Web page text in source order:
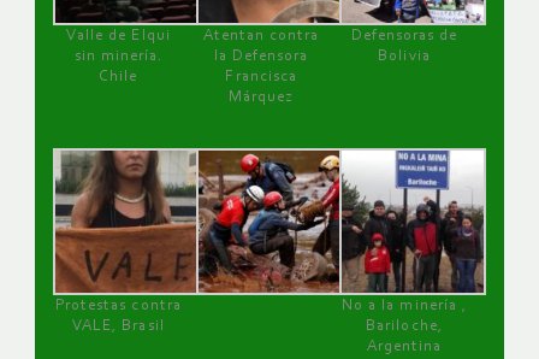
Valle de Elqui
sin minería.
Chile
Atentan contra
la Defensora
Francisca
Márquez
Defensoras de
Bolivia
Protestas contra
VALE, Brasil
No a la minería ,
Bariloche,
Argentina